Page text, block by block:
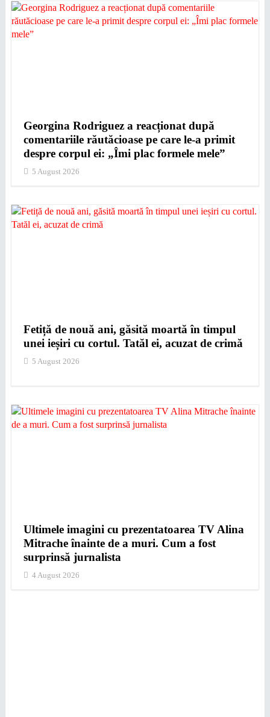
Georgina Rodriguez a reacționat după
comentariile răutăcioase pe care le-a primit
despre corpul ei: „Îmi plac formele mele”
5 August 2026
Fetiță de nouă ani, găsită moartă în timpul
unei ieșiri cu cortul. Tatăl ei, acuzat de crimă
5 August 2026
Ultimele imagini cu prezentatoarea TV Alina
Mitrache înainte de a muri. Cum a fost
surprinsă jurnalista
4 August 2026